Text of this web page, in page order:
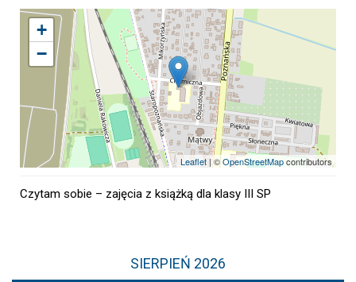
+
−
Leaflet | ©OpenStreetMapcontributors
Czytam sobie – zajęcia z książką dla klasy III SP
SIERPIEŃ 2026